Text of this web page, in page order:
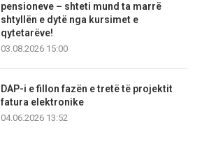
pensioneve – shteti mund ta marrë
shtyllën e dytë nga kursimet e
qytetarëve!
03.08.2026 15:00
DAP-i e fillon fazën e tretë të projektit
fatura elektronike
04.06.2026 13:52